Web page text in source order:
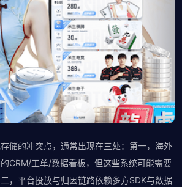
储的冲突点，通常出现在三处：第一，海外
CRM/工单/数据看板，但这些系统可能需要
，平台投放与归因链路依赖多方SDK与数据